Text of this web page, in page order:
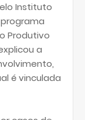
Instituto
Produtivo
a
é vinculada